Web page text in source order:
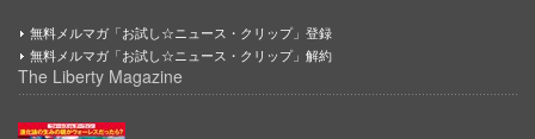
無料メルマガ「お試し☆ニュース・クリップ」登録
無料メルマガ「お試し☆ニュース・クリップ」解約
The Liberty Magazine